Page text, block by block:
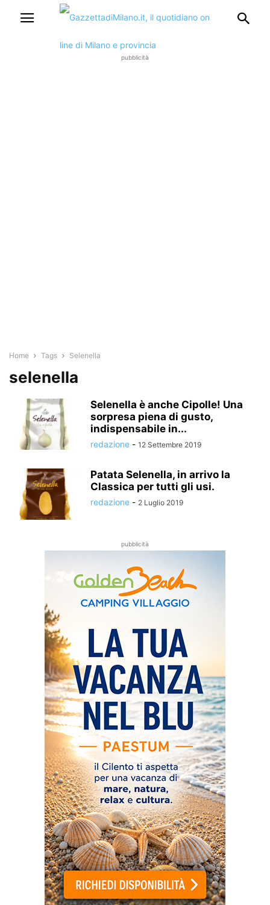
pubblicità
Home Tags Selenella
selenella
Selenella è anche Cipolle! Una
sorpresa piena di gusto,
indispensabile in...
redazione - 12 Settembre 2019
Patata Selenella, in arrivo la
Classica per tutti gli usi.
redazione - 2 Luglio 2019
pubblicità